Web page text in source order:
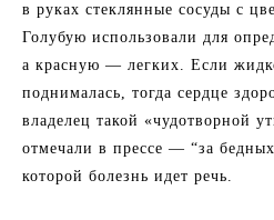
в руках стеклянные сосуды с
Голубую использовали для
а красную — легких. Если
поднималась, тогда сердце
владелец такой «чудотворной
отмечали в прессе — “за
которой болезнь идет речь.